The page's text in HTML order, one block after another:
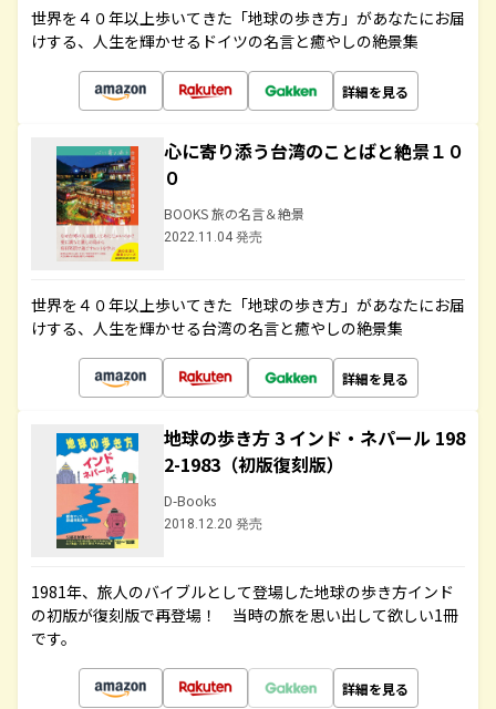
世界を４０年以上歩いてきた「地球の歩き方」があなたにお届
けする、人生を輝かせるドイツの名言と癒やしの絶景集
詳細を見る
心に寄り添う台湾のことばと絶景１０
０
BOOKS 旅の名言＆絶景
2022.11.04 発売
世界を４０年以上歩いてきた「地球の歩き方」があなたにお届
けする、人生を輝かせる台湾の名言と癒やしの絶景集
詳細を見る
地球の歩き方 3 インド・ネパール 198
2-1983（初版復刻版）
D-Books
2018.12.20 発売
1981年、旅人のバイブルとして登場した地球の歩き方インド
の初版が復刻版で再登場！ 当時の旅を思い出して欲しい1冊
です。
詳細を見る